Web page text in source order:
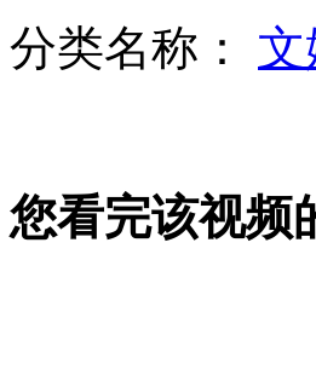
中国籍旅非企业家斥两千万人
车模改走高雅路线 车展拒成"
分类名称：
您看完该视频